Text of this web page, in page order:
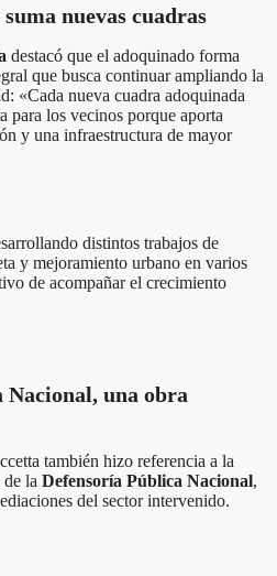
nuevas cuadras
destacó que el adoquinado forma
que busca continuar ampliando la
«Cada nueva cuadra adoquinada
para los vecinos porque aporta
y una infraestructura de mayor
distintos trabajos de
y mejoramiento urbano en varios
de acompañar el crecimiento
una obra
también hizo referencia a la
la Defensoría Pública Nacional,
del sector intervenido.